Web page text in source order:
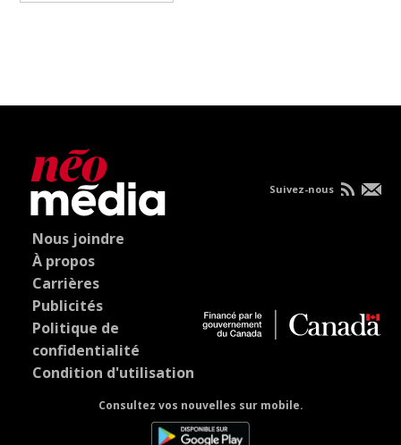
Nous joindre
À propos
Carrières
Publicités
Politique de
confidentialité
Condition d'utilisation
Consultez vos nouvelles sur mobile.
Suivez-nous